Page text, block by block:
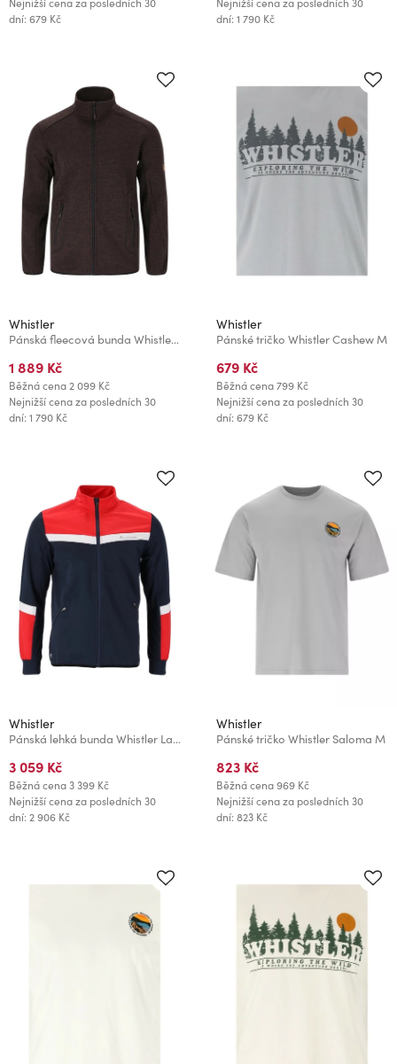
dní: 679 Kč
dní: 1 790 Kč
Whistler
Pánská fleecová bunda Whistler Sampton
1 889 Kč
Běžná cena2 099 Kč
Nejnižší cena za posledních 30
dní: 1 790 Kč
Whistler
Pánské tričko Whistler Cashew M
679 Kč
Běžná cena799 Kč
Nejnižší cena za posledních 30
dní: 679 Kč
Whistler
Pánská lehká bunda Whistler Larsow M
3 059 Kč
Běžná cena3 399 Kč
Nejnižší cena za posledních 30
dní: 2 906 Kč
Whistler
Pánské tričko Whistler Saloma M
823 Kč
Běžná cena969 Kč
Nejnižší cena za posledních 30
dní: 823 Kč